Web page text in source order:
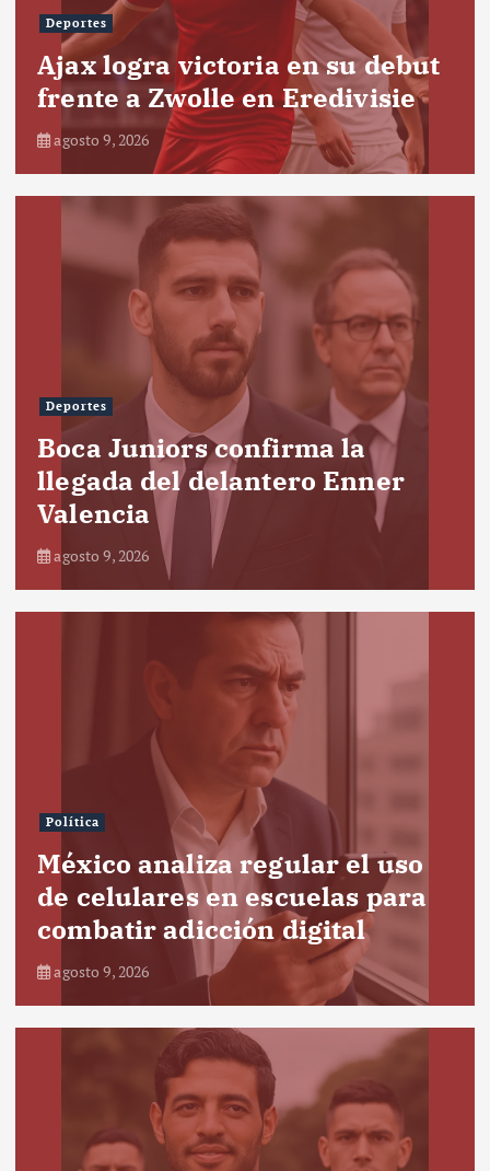
Deportes
Ajax logra victoria en su debut
frente a Zwolle en Eredivisie
agosto 9, 2026
Deportes
Boca Juniors confirma la
llegada del delantero Enner
Valencia
agosto 9, 2026
Política
México analiza regular el uso
de celulares en escuelas para
combatir adicción digital
agosto 9, 2026